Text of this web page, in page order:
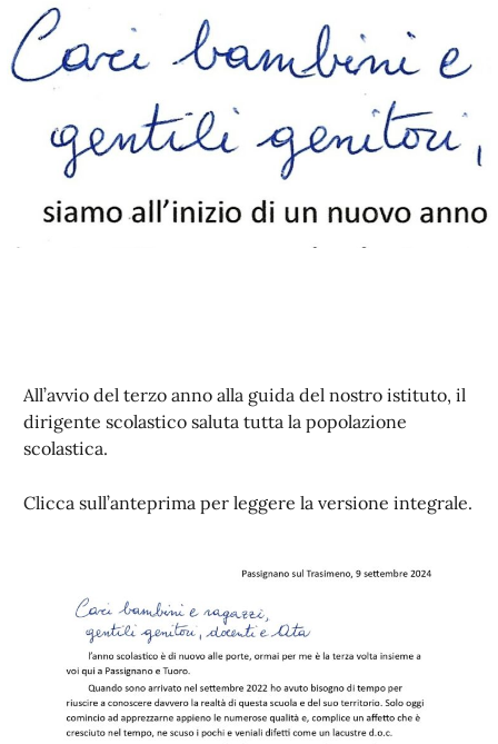
All’avvio del terzo anno alla guida del nostro istituto, il
dirigente scolastico saluta tutta la popolazione
scolastica.
Clicca sull’anteprima per leggere la versione integrale.